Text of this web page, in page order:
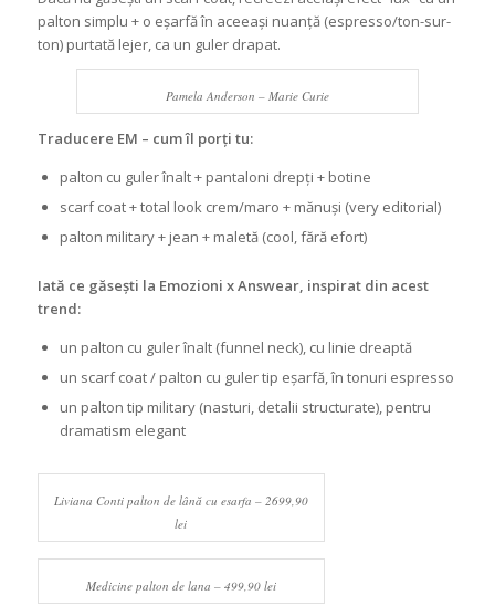
palton simplu + o eșarfă în aceeași nuanță (espresso/ton-sur-
ton) purtată lejer, ca un guler drapat.
Pamela Anderson – Marie Curie
Traducere EM – cum îl porți tu:
palton cu guler înalt + pantaloni drepți + botine
scarf coat + total look crem/maro + mănuși (very editorial)
palton military + jean + maletă (cool, fără efort)
Iată ce găsești la Emozioni x Answear, inspirat din acest
trend:
un palton cu guler înalt (funnel neck), cu linie dreaptă
un scarf coat / palton cu guler tip eșarfă, în tonuri espresso
un palton tip military (nasturi, detalii structurate), pentru
dramatism elegant
Liviana Conti palton de lână cu esarfa – 2699,90
lei
Medicine palton de lana – 499,90 lei